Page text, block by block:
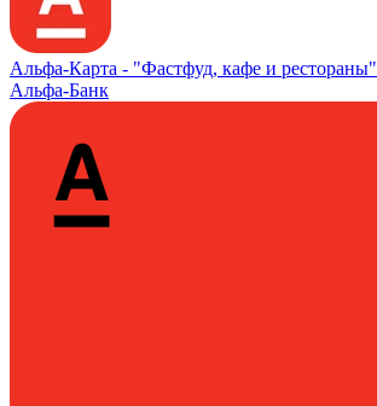
Альфа‑Карта - "Фастфуд, кафе и рестораны"
Альфа-Банк